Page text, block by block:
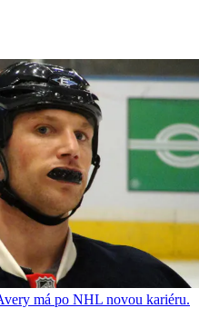
má po NHL novou kariéru.